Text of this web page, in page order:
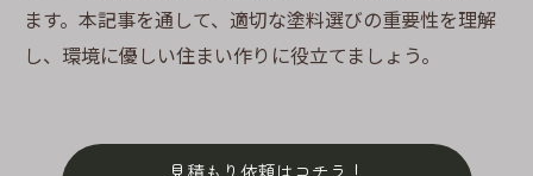
ます。本記事を通して、適切な塗料選びの重要性を理解
し、環境に優しい住まい作りに役立てましょう。
見積もり依頼はコチラ！